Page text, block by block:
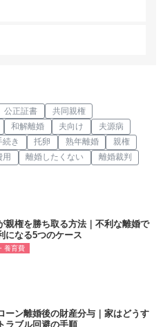
公正証書
共同親権
和解離婚 夫向け
夫源病
続き 托卵 熟年離婚
親権
用 離婚したくない
離婚裁判
親権を勝ち取る方法｜不利な離婚で
になる5つのケース
養育費
ーン離婚後の財産分与｜家はどうす
ラブル回避の手順